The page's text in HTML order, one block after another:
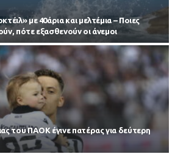
με 40άρια και μελτέμια – Ποιες
πότε εξασθενούν οι άνεμοι
του ΠΑΟΚ έγινε πατέρας για δεύτερη